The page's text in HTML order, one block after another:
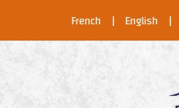
|
English
|
French